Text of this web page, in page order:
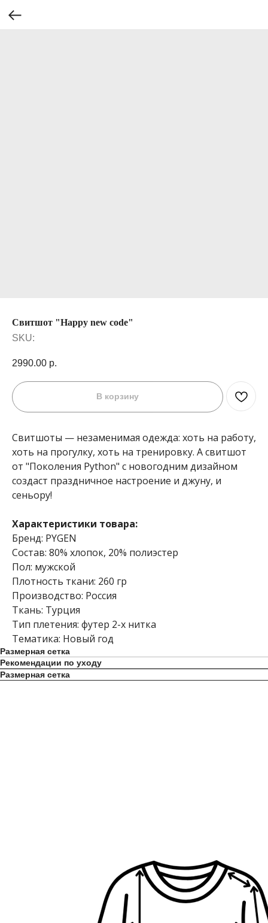
Свитшот "Happy new code"
SKU:
2990.00 р.
В корзину
Свитшоты — незаменимая одежда: хоть на работу,
хоть на прогулку, хоть на тренировку. А свитшот
от "Поколения Python" с новогодним дизайном
создаст праздничное настроение и джуну, и
сеньору!
Характеристики товара:
Бренд: PYGEN
Состав: 80% хлопок, 20% полиэстер
Пол: мужской
Плотность ткани: 260 гр
Производство: Россия
Ткань: Турция
Тип плетения: футер 2-х нитка
Тематика: Новый год
Размерная сетка
Рекомендации по уходу
Размерная сетка